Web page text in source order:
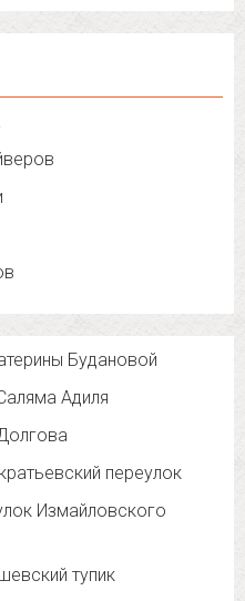
Будановой
Адиля
переулок
Измайловского
тупик